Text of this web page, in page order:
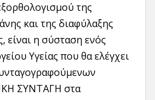
της
και της διαφύλαξης
είναι η σύσταση ενός
Υγείας που θα ελέγχει
ΣΥΝΤΑΓΗ στα